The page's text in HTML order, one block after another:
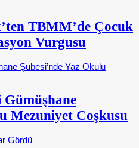
TBMM’de Çocuk
Vurgusu
Mezuniyet Coşkusu